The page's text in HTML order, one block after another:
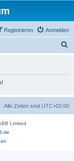
Anmelden
Registrieren
Alle Zeiten sind UTC+02:00
Limited